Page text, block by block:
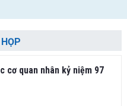
cơ quan nhân kỷ niệm 97